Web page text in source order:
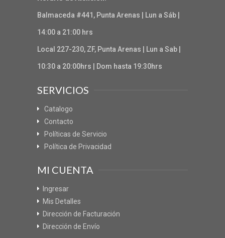
Balmaceda #441, Punta Arenas | Lun a Sáb |
14:00 a 21:00 hrs
Local 227-230, ZF, Punta Arenas | Lun a Sab |
10:30 a 20:00hrs | Dom hasta 19:30hrs
SERVICIOS
Catalogo
Contacto
Políticas de Servicio
Política de Privacidad
MI CUENTA
Ingresar
Mis Detalles
Dirección de Facturación
Dirección de Envío